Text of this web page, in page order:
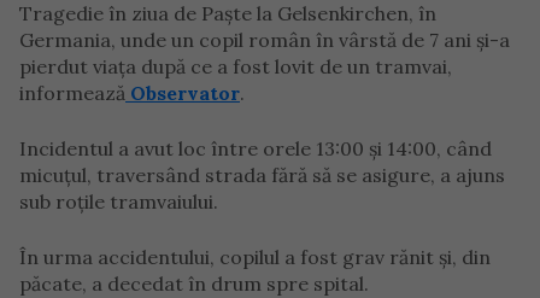
Tragedie în ziua de Paște la Gelsenkirchen, în
Germania, unde un copil român în vârstă de 7 ani și-a
pierdut viața după ce a fost lovit de un tramvai,
informează Observator.
Incidentul a avut loc între orele 13:00 și 14:00, când
micuțul, traversând strada fără să se asigure, a ajuns
sub roțile tramvaiului.
În urma accidentului, copilul a fost grav rănit și, din
păcate, a decedat în drum spre spital.